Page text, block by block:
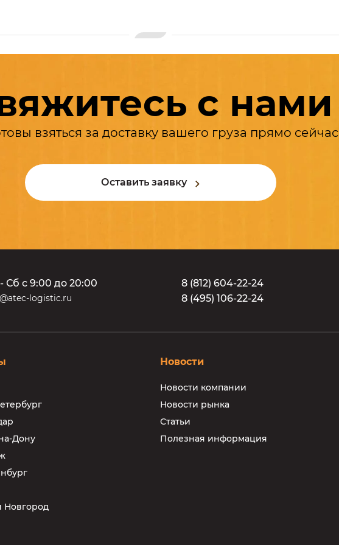
с нами
взяться за доставку вашего груза прямо сейчас
Оставить заявку
Сб с 9:00 до 20:00
logistic.ru
8 (812) 604-22-24
8 (495) 106-22-24
Дону
Новости
Новости компании
Новости рынка
Статьи
Полезная информация